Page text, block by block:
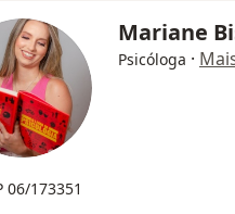
Mariane
Psicóloga ·
06/173351